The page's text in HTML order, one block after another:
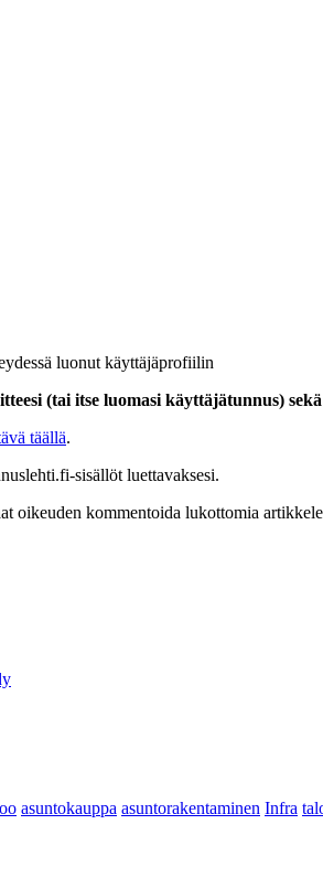
luonut käyttäjäprofiilin
(tai itse luomasi käyttäjätunnus) sekä
täällä.
sisällöt luettavaksesi.
oikeuden kommentoida lukottomia
asuntokauppa asuntorakentaminen Infra